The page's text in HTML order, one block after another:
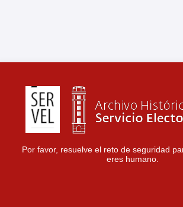
Por favor, resuelve el reto de seguridad
eres humano.